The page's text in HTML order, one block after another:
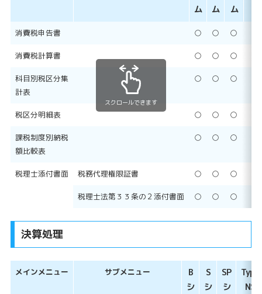
ム
ム
ム
消費税申告書 ○ ○ ○
消費税計算書 ○ ○ ○
科目別税区分集
計表
○ ○ ○
税区分明細表 ○ ○ ○
課税制度別納税
額比較表
○ ○ ○
税理士添付書面 税務代理権限証書 ○ ○ ○
税理士法第３３条の２添付書面 ○ ○ ○
スクロールできます
決算処理
メインメニュー サブメニュー
B
シ
S
シ
SP
シ
Type
NS